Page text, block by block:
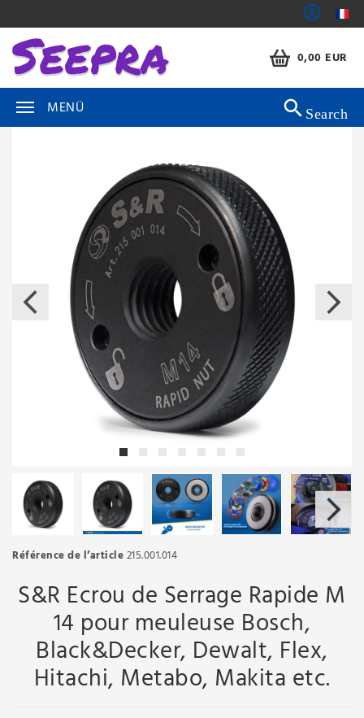
0,00 EUR
MENÜ Search
Référence de l’article215.001.014
S&R Ecrou de Serrage Rapide M
14 pour meuleuse Bosch,
Black&Decker, Dewalt, Flex,
Hitachi, Metabo, Makita etc.